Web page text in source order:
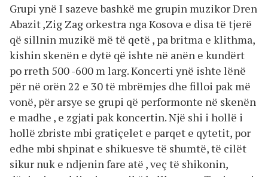
Grupi ynë I sazeve bashkë me grupin muzikor Dren
Abazit ,Zig Zag orkestra nga Kosova e disa të tjerë
që sillnin muzikë më të qetë , pa britma e klithma,
kishin skenën e dytë që ishte në anën e kundërt
po rreth 500 -600 m larg. Koncerti ynë ishte lënë
për në orën 22 e 30 të mbrëmjes dhe filloi pak më
vonë, për arsye se grupi që performonte në skenën
e madhe , e zgjati pak koncertin. Një shi i hollë i
hollë zbriste mbi gratiçelet e parqet e qytetit, por
edhe mbi shpinat e shikuesve të shumtë, të cilët
sikur nuk e ndjenin fare atë , veç të shikonin,